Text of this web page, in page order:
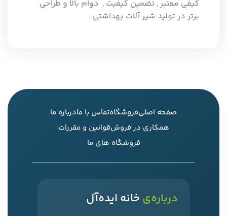
کیفی معتبر , تضمین کیفیت , دوام بالا و طراحی
برتر در تولید شیر آلات بهداشتی .
صفحه اصلیفروشگاهتماس با مادرباره ما
همکاری در فروشقوانین و مقررات
فروشگاه های ما
درباره‌ی خانه ایده‌آل